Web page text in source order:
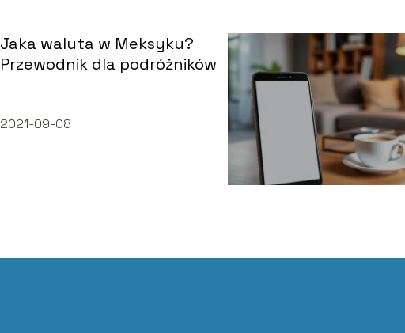
Jaka waluta w Meksyku?
Przewodnik dla podróżników
2021-09-08